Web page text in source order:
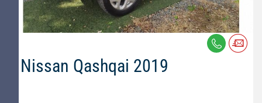
Nissan Qashqai 2019